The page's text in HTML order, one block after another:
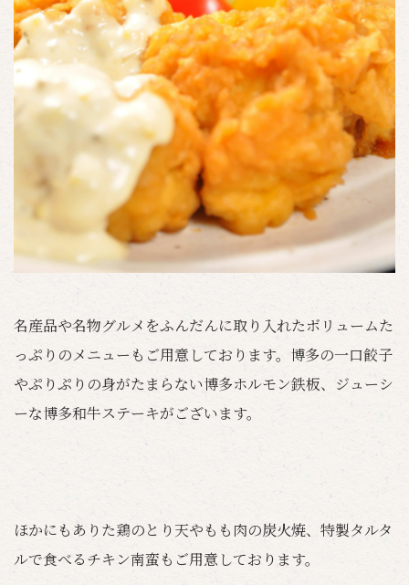
名産品や名物グルメをふんだんに取り入れたボリュームた
っぷりのメニューもご用意しております。博多の一口餃子
やぷりぷりの身がたまらない博多ホルモン鉄板、ジューシ
ーな博多和牛ステーキがございます。
ほかにもありた鶏のとり天やもも肉の炭火焼、特製タルタ
ルで食べるチキン南蛮もご用意しております。